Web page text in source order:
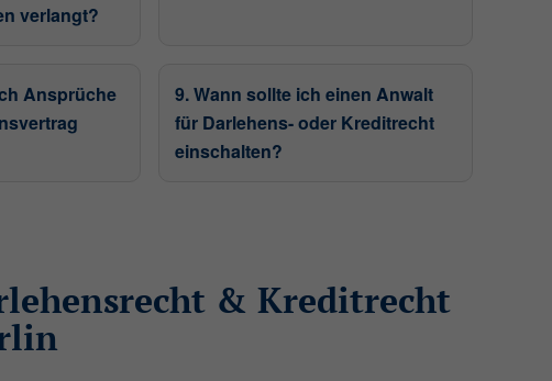
verlangt?
Ansprüche
9. Wann sollte ich einen Anwalt
für Darlehens- oder Kreditrecht
einschalten?
& Kreditrecht